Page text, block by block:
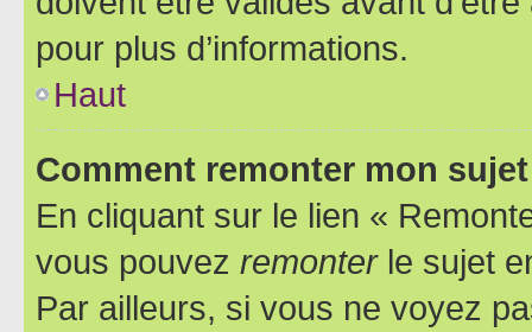
pour plus d’informations.
Haut
Comment remonter mon
En cliquant sur le lien «
vous pouvez remonterle sujet
Par ailleurs, si vous ne voyez